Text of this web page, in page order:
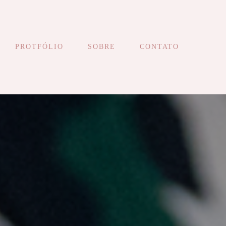
PROTFÓLIO SOBRE CONTATO